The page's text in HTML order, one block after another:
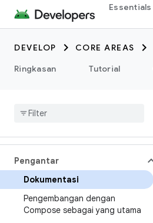
Essentials
DEVELOP CORE AREAS
Ringkasan
Tutorial
Pengantar
Dokumentasi
Pengembangan dengan
Compose sebagai yang utama